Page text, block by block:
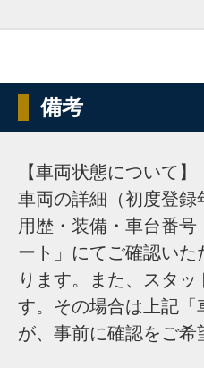
備考
【車両状態について】
車両の詳細（初度登
用歴・装備・車台番
ート」にてご確認い
ります。また、スタ
す。その場合は上記
が、事前に確認をご